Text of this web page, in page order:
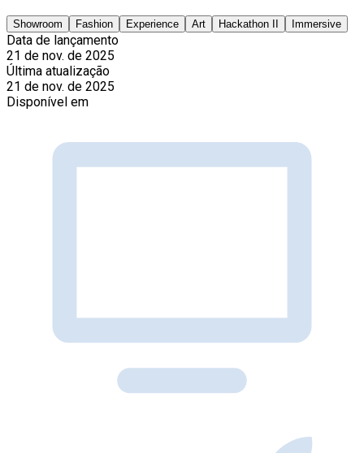
Showroom Fashion Experience Art Hackathon II Immersive
Data de lançamento
21 de nov. de 2025
Última atualização
21 de nov. de 2025
Disponível em